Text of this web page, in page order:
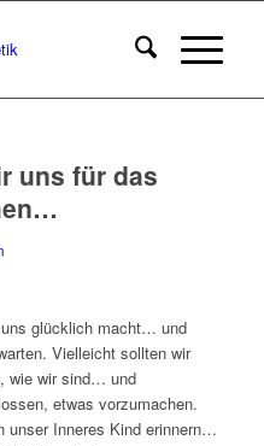
uns für das
glücklich macht… und
Vielleicht sollten wir
wie wir sind… und
etwas vorzumachen.
unser Inneres Kind erinnern…